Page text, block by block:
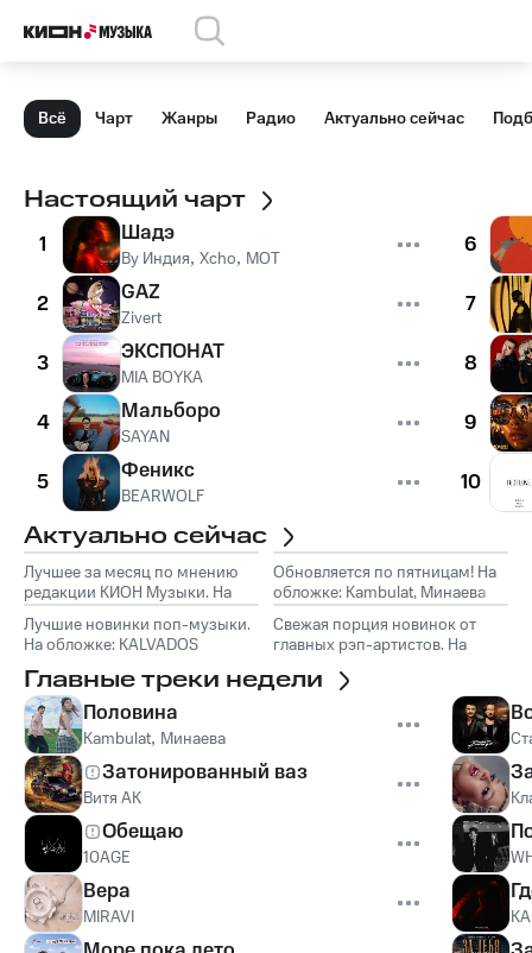
Всё Чарт Жанры Радио Актуально сейчас
Настоящий чарт
1 Шадэ
By Индия, Xcho, MOT
2 GAZ
Zivert
3 ЭКСПОНАТ
MIA BOYKA
4 Мальборо
SAYAN
5 Феникс
BEARWOLF
6
7
8
9
10
Актуально сейчас
Лучшее за месяц по мнению
редакции КИОН Музыки. На
обложке: Marselle
Обновляется по пятницам! На
обложке: Kambulat, Минаева
Лучшие новинки поп-музыки.
На обложке: KALVADOS
Свежая порция новинок от
главных рэп-артистов. На
Главные треки недели
Половина
Kambulat, Минаева
Затонированный ваз
Витя АК
Обещаю
10AGE
Вера
MIRAVI